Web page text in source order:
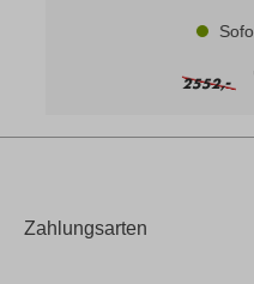
2552,
-
Zahlungsarten